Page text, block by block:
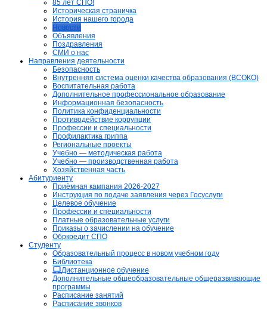
85 лет СПО!
Историческая страничка
История нашего города
Новости
Объявления
Поздравления
СМИ о нас
Направления деятельности
Безопасность
Внутренняя система оценки качества образования (ВСОКО)
Воспитательная работа
Дополнительное профессиональное образование
Информационная безопасность
Политика конфиденциальности
Противодействие коррупции
Профессии и специальности
Профилактика гриппа
Региональные проекты
Учебно — методическая работа
Учебно — производственная работа
Хозяйственная часть
Абитуриенту
Приёмная кампания 2026-2027
Инструкция по подаче заявления через Госуслуги
Целевое обучение
Профессии и специальности
Платные образовательные услуги
Приказы о зачислении на обучение
Обркредит СПО
Студенту
Образовательный процесс в новом учебном году
Библиотека
Дистанционное обучение
Дополнительные общеобразовательные общеразвивающие
программы
Расписание занятий
Расписание звонков